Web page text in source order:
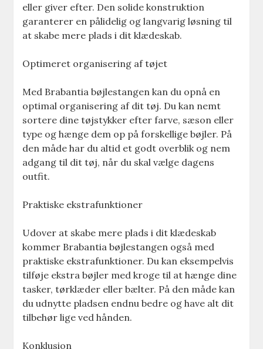
eller giver efter. Den solide konstruktion
garanterer en pålidelig og langvarig løsning til
at skabe mere plads i dit klædeskab.
Optimeret organisering af tøjet
Med Brabantia bøjlestangen kan du opnå en
optimal organisering af dit tøj. Du kan nemt
sortere dine tøjstykker efter farve, sæson eller
type og hænge dem op på forskellige bøjler. På
den måde har du altid et godt overblik og nem
adgang til dit tøj, når du skal vælge dagens
outfit.
Praktiske ekstrafunktioner
Udover at skabe mere plads i dit klædeskab
kommer Brabantia bøjlestangen også med
praktiske ekstrafunktioner. Du kan eksempelvis
tilføje ekstra bøjler med kroge til at hænge dine
tasker, tørklæder eller bælter. På den måde kan
du udnytte pladsen endnu bedre og have alt dit
tilbehør lige ved hånden.
Konklusion